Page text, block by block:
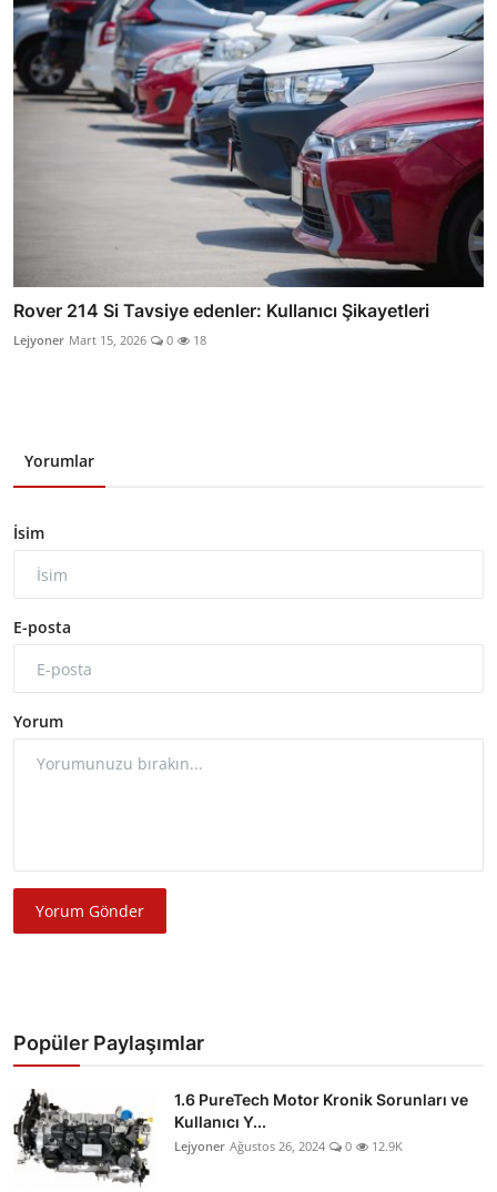
Rover 214 Si Tavsiye edenler: Kullanıcı Şikayetleri
Lejyoner Mart 15, 2026 0 18
Yorumlar
İsim
E-posta
Yorum
Yorum Gönder
Popüler Paylaşımlar
1.6 PureTech Motor Kronik Sorunları ve
Kullanıcı Y...
Lejyoner Ağustos 26, 2024 0 12.9K